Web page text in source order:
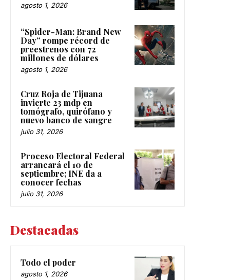
agosto 1, 2026
“Spider-Man: Brand New
Day” rompe récord de
preestrenos con 72
millones de dólares
agosto 1, 2026
Cruz Roja de Tijuana
invierte 23 mdp en
tomógrafo, quirófano y
nuevo banco de sangre
julio 31, 2026
Proceso Electoral Federal
arrancará el 10 de
septiembre; INE da a
conocer fechas
julio 31, 2026
Destacadas
Todo el poder
agosto 1, 2026